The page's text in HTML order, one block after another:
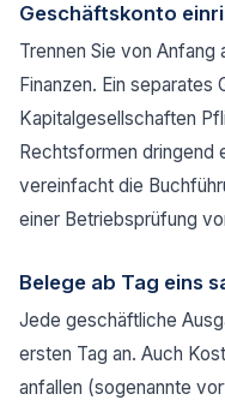
Geschäftskonto
Trennen Sie von
Finanzen. Ein
Kapitalgesellschaften
Rechtsformen dringend
vereinfacht die
einer Betriebsprüfung
Belege ab Tag eins
Jede geschäftliche
ersten Tag an. Auch
anfallen (sogenannte